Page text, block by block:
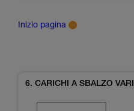
Inizio pagina
6. CARICHI A SBALZO VARI